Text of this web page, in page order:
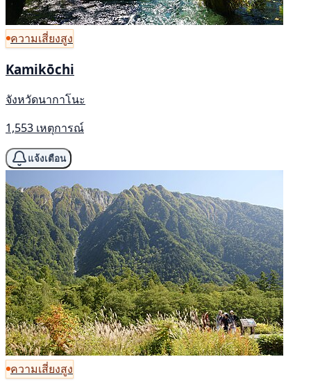
ความเสี่ยงสูง
Kamikōchi
จังหวัดนากาโนะ
1,553 เหตุการณ์
แจ้งเตือน
ความเสี่ยงสูง